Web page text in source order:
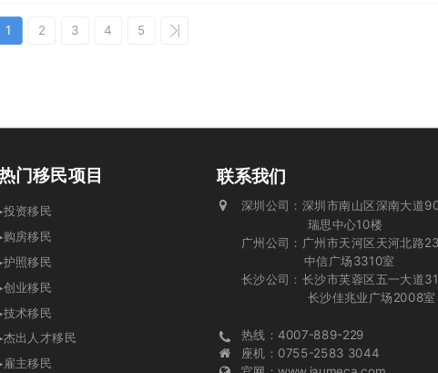
1 2 3 4 5
联系我们
投资移民
购房移民
护照移民
创业移民
技术移民
杰出人才移民
雇主移民
深圳公司：深圳市南山区深南大道
瑞思中心10楼
广州公司：广州市天河区天河北路
中信广场3310室
长沙公司：长沙市芙蓉区五一大道
长沙佳兆业广场2008室
热线：4007-889-229
座机：0755-2583 3044
门移民项目